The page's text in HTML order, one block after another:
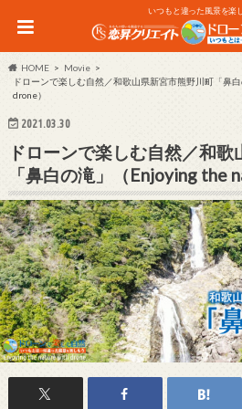
いつもと違った風景を楽
HOME
Movie
ドローンで楽しむ自然／和歌山県新宮市熊野川町「鼻
drone）
2021.03.30
ドローンで楽しむ自然／和
「鼻白の滝」（Enjoying the